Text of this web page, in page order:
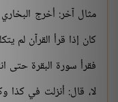
مثال آخر: أخرج
كان إذا قرأ القرآن لم
فقرأ سورة البقرة حتى
لا، قال: أنزلت في كذا